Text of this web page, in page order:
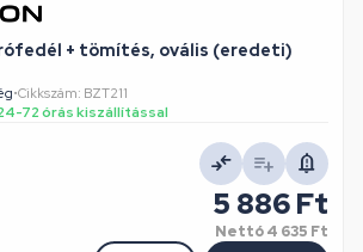
+ tömítés, ovális (eredeti)
•Cikkszám: BZT211
72 órás kiszállítással
5 886 Ft
Nettó4 635 Ft